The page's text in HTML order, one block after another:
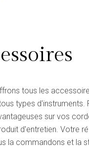
tous les
types d'instruments.
sur vos
d'entretien. Votre
la commandons et la